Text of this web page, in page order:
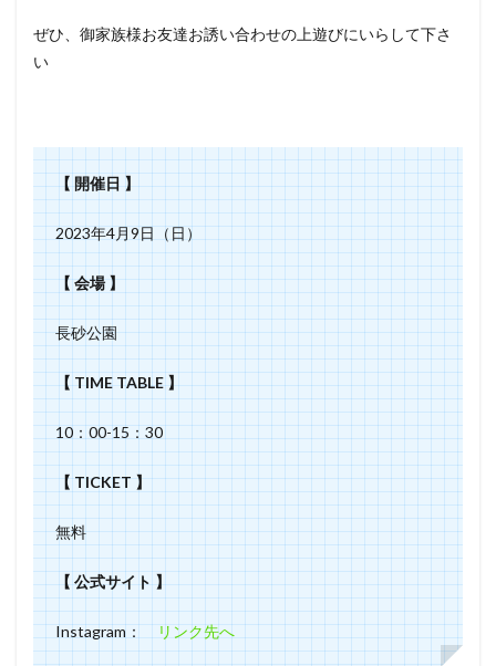
ぜひ、御家族様お友達お誘い合わせの上遊びにいらして下さ
い
【 開催日 】
2023年4月9日（日）
【 会場 】
長砂公園
【 TIME TABLE 】
10：00-15：30
【 TICKET 】
無料
【 公式サイト 】
Instagram：リンク先へ